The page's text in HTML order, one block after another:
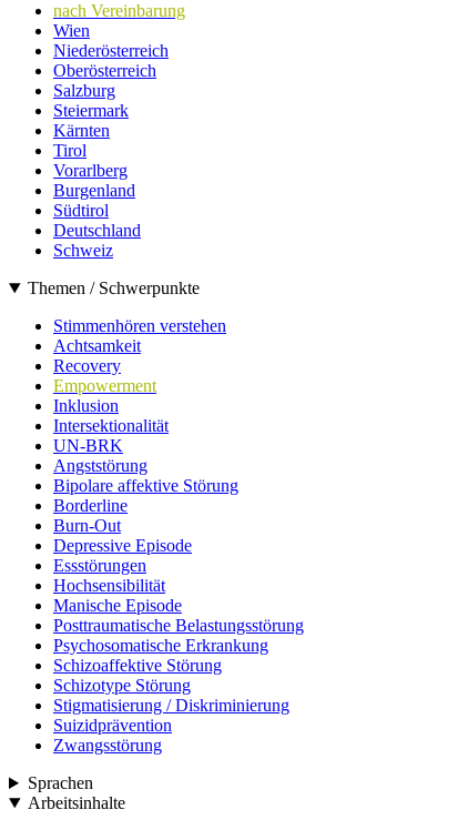
nach Vereinbarung
Wien
Niederösterreich
Oberösterreich
Salzburg
Steiermark
Kärnten
Tirol
Vorarlberg
Burgenland
Südtirol
Deutschland
Schweiz
Themen / Schwerpunkte
Stimmenhören verstehen
Achtsamkeit
Recovery
Empowerment
Inklusion
Intersektionalität
UN-BRK
Angststörung
Bipolare affektive Störung
Borderline
Burn-Out
Depressive Episode
Essstörungen
Hochsensibilität
Manische Episode
Posttraumatische Belastungsstörung
Psychosomatische Erkrankung
Schizoaffektive Störung
Schizotype Störung
Stigmatisierung / Diskriminierung
Suizidprävention
Zwangsstörung
Sprachen
Arbeitsinhalte